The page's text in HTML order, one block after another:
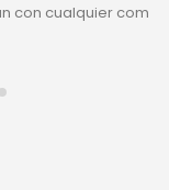
comida, sin